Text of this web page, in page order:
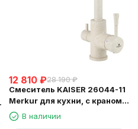
12 810 ₽28 190 ₽
Смеситель KAISER 26044-11
Merkur для кухни, с краном
для питьевой воды,
бежевый мрамор
В наличии